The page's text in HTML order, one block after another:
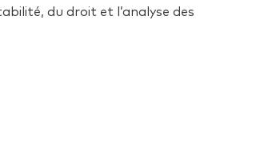
du droit et l’analyse des